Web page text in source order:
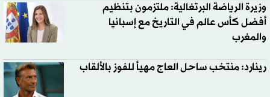
وزيرة الرياضة البرتغالية: ملتزمون بتنظيم
أفضل كأس عالم في التاريخ مع إسبانيا
والمغرب
رينارد: منتخب ساحل العاج مهيأ للفوز بالألقاب